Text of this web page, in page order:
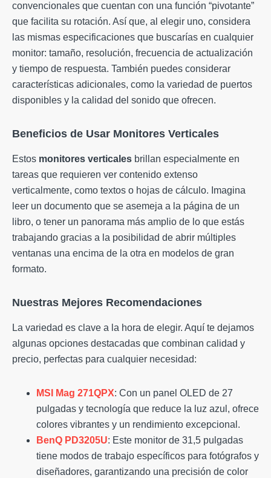
convencionales que cuentan con una función “pivotante”
que facilita su rotación. Así que, al elegir uno, considera
las mismas especificaciones que buscarías en cualquier
monitor: tamaño, resolución, frecuencia de actualización
y tiempo de respuesta. También puedes considerar
características adicionales, como la variedad de puertos
disponibles y la calidad del sonido que ofrecen.
Beneficios de Usar Monitores Verticales
Estos monitores verticales brillan especialmente en
tareas que requieren ver contenido extenso
verticalmente, como textos o hojas de cálculo. Imagina
leer un documento que se asemeja a la página de un
libro, o tener un panorama más amplio de lo que estás
trabajando gracias a la posibilidad de abrir múltiples
ventanas una encima de la otra en modelos de gran
formato.
Nuestras Mejores Recomendaciones
La variedad es clave a la hora de elegir. Aquí te dejamos
algunas opciones destacadas que combinan calidad y
precio, perfectas para cualquier necesidad:
MSI Mag 271QPX: Con un panel OLED de 27
pulgadas y tecnología que reduce la luz azul, ofrece
colores vibrantes y un rendimiento excepcional.
BenQ PD3205U: Este monitor de 31,5 pulgadas
tiene modos de trabajo específicos para fotógrafos y
diseñadores, garantizando una precisión de color